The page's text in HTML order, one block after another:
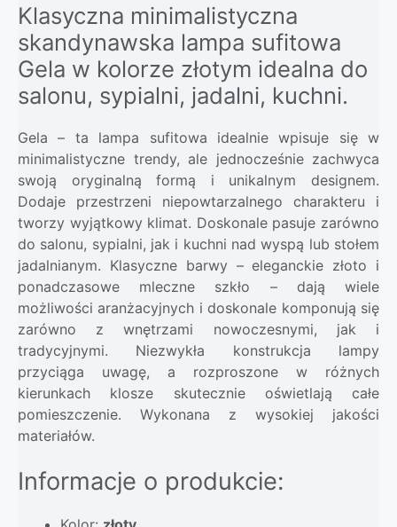
Klasyczna minimalistyczna
skandynawska lampa sufitowa
Gela w kolorze złotym idealna do
salonu, sypialni, jadalni, kuchni.
Gela – ta lampa sufitowa idealnie wpisuje się w
minimalistyczne trendy, ale jednocześnie zachwyca
swoją oryginalną formą i unikalnym designem.
Dodaje przestrzeni niepowtarzalnego charakteru i
tworzy wyjątkowy klimat. Doskonale pasuje zarówno
do salonu, sypialni, jak i kuchni nad wyspą lub stołem
jadalnianym. Klasyczne barwy – eleganckie złoto i
ponadczasowe mleczne szkło – dają wiele
możliwości aranżacyjnych i doskonale komponują się
zarówno z wnętrzami nowoczesnymi, jak i
tradycyjnymi. Niezwykła konstrukcja lampy
przyciąga uwagę, a rozproszone w różnych
kierunkach klosze skutecznie oświetlają całe
pomieszczenie. Wykonana z wysokiej jakości
materiałów.
Informacje o produkcie: